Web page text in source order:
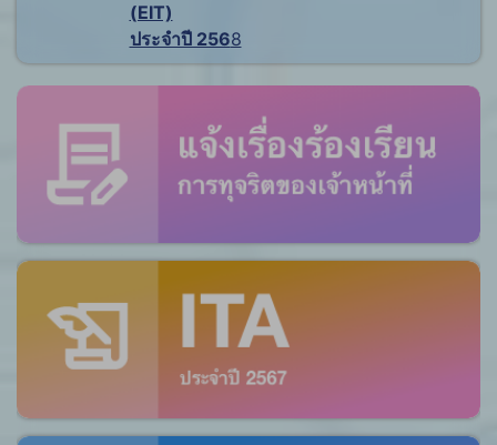
(EIT)
ประจำปี 2568